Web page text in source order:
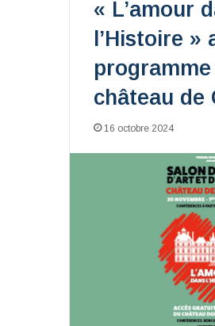
« L’amour
l’Histoire »
château de
16 octobre 2024